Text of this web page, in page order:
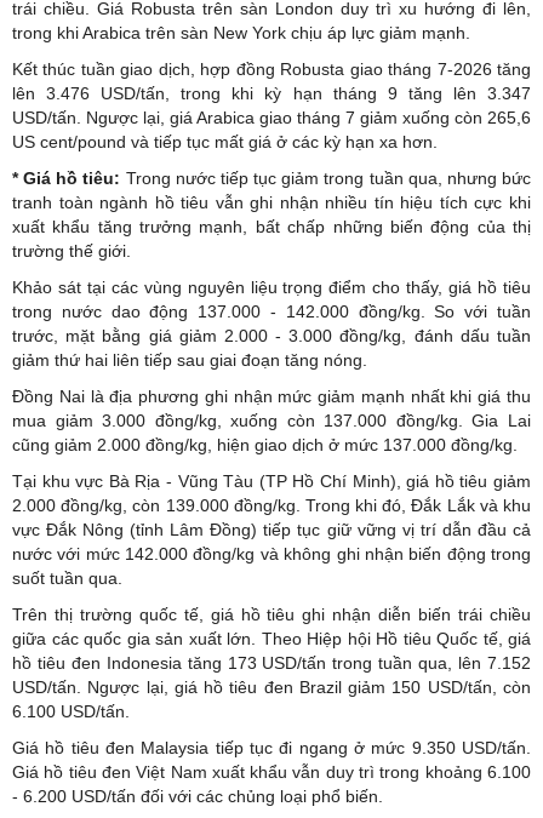
trái chiều. Giá Robusta trên sàn London duy trì xu hướng đi lên,
trong khi Arabica trên sàn New York chịu áp lực giảm mạnh.
Kết thúc tuần giao dịch, hợp đồng Robusta giao tháng 7-2026 tăng
lên 3.476 USD/tấn, trong khi kỳ hạn tháng 9 tăng lên 3.347
USD/tấn. Ngược lại, giá Arabica giao tháng 7 giảm xuống còn 265,6
US cent/pound và tiếp tục mất giá ở các kỳ hạn xa hơn.
*Giá hồ tiêu: Trong nước tiếp tục giảm trong tuần qua, nhưng bức
tranh toàn ngành hồ tiêu vẫn ghi nhận nhiều tín hiệu tích cực khi
xuất khẩu tăng trưởng mạnh, bất chấp những biến động của thị
trường thế giới.
Khảo sát tại các vùng nguyên liệu trọng điểm cho thấy, giá hồ tiêu
trong nước dao động 137.000 - 142.000 đồng/kg. So với tuần
trước, mặt bằng giá giảm 2.000 - 3.000 đồng/kg, đánh dấu tuần
giảm thứ hai liên tiếp sau giai đoạn tăng nóng.
Đồng Nai là địa phương ghi nhận mức giảm mạnh nhất khi giá thu
mua giảm 3.000 đồng/kg, xuống còn 137.000 đồng/kg. Gia Lai
cũng giảm 2.000 đồng/kg, hiện giao dịch ở mức 137.000 đồng/kg.
Tại khu vực Bà Rịa - Vũng Tàu (TP Hồ Chí Minh), giá hồ tiêu giảm
2.000 đồng/kg, còn 139.000 đồng/kg. Trong khi đó, Đắk Lắk và khu
vực Đắk Nông (tỉnh Lâm Đồng) tiếp tục giữ vững vị trí dẫn đầu cả
nước với mức 142.000 đồng/kg và không ghi nhận biến động trong
suốt tuần qua.
Trên thị trường quốc tế, giá hồ tiêu ghi nhận diễn biến trái chiều
giữa các quốc gia sản xuất lớn. Theo Hiệp hội Hồ tiêu Quốc tế, giá
hồ tiêu đen Indonesia tăng 173 USD/tấn trong tuần qua, lên 7.152
USD/tấn. Ngược lại, giá hồ tiêu đen Brazil giảm 150 USD/tấn, còn
6.100 USD/tấn.
Giá hồ tiêu đen Malaysia tiếp tục đi ngang ở mức 9.350 USD/tấn.
Giá hồ tiêu đen Việt Nam xuất khẩu vẫn duy trì trong khoảng 6.100
- 6.200 USD/tấn đối với các chủng loại phổ biến.